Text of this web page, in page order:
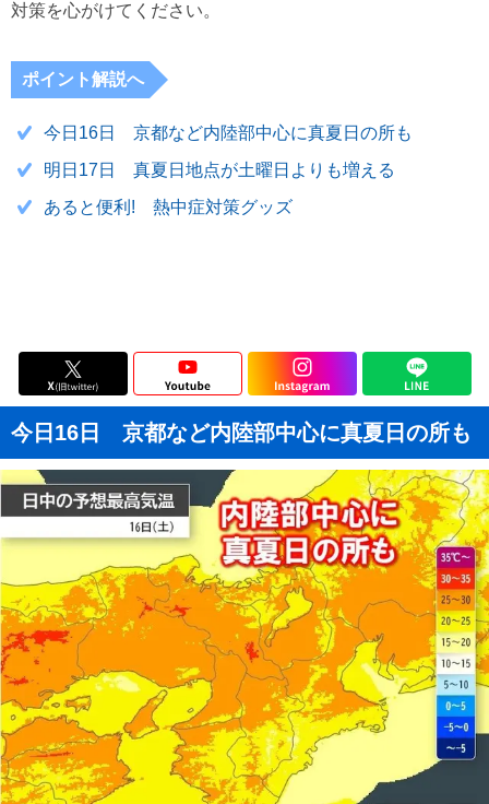
対策を心がけてください。
ポイント解説へ
今日16日 京都など内陸部中心に真夏日の所も
明日17日 真夏日地点が土曜日よりも増える
あると便利! 熱中症対策グッズ
今日16日 京都など内陸部中心に真夏日の所も